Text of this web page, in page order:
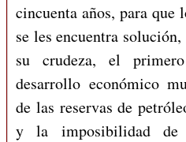
cincuenta años, para que
se les encuentra
su crudeza, el
desarrollo económico
de las reservas de
y la imposibilidad de